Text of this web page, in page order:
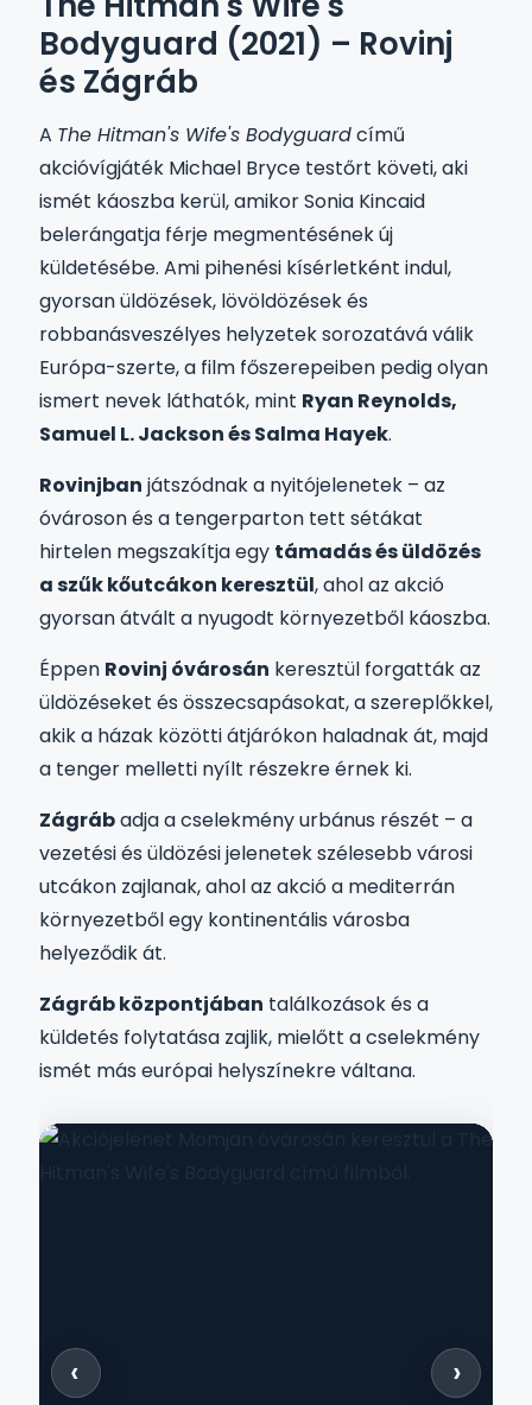
Bodyguard (2021) – Rovinj
és Zágráb
A The Hitman's Wife's Bodyguardcímű
akcióvígjáték Michael Bryce testőrt követi, aki
ismét káoszba kerül, amikor Sonia Kincaid
belerángatja férje megmentésének új
küldetésébe. Ami pihenési kísérletként indul,
gyorsan üldözések, lövöldözések és
robbanásveszélyes helyzetek sorozatává válik
Európa-szerte, a film főszerepeiben pedig olyan
ismert nevek láthatók, mint Ryan Reynolds,
Samuel L. Jackson és Salma Hayek.
Rovinjban játszódnak a nyitójelenetek – az
óvároson és a tengerparton tett sétákat
hirtelen megszakítja egy támadás és üldözés
a szűk kőutcákon keresztül, ahol az akció
gyorsan átvált a nyugodt környezetből káoszba.
Éppen Rovinj óvárosán keresztül forgatták az
üldözéseket és összecsapásokat, a szereplőkkel,
akik a házak közötti átjárókon haladnak át, majd
a tenger melletti nyílt részekre érnek ki.
Zágrábadja a cselekmény urbánus részét – a
vezetési és üldözési jelenetek szélesebb városi
utcákon zajlanak, ahol az akció a mediterrán
környezetből egy kontinentális városba
helyeződik át.
Zágráb központjában találkozások és a
küldetés folytatása zajlik, mielőtt a cselekmény
ismét más európai helyszínekre váltana.
‹ ›